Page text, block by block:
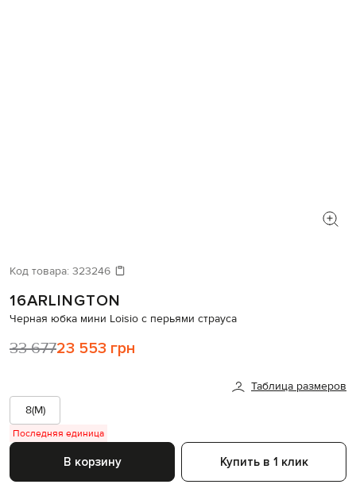
Код товара: 323246
16ARLINGTON
Черная юбка мини Loisio с перьями страуса
33 67723 553 грн
Таблица размеров
8(M)
Последняя единица
В корзину Купить в 1 клик